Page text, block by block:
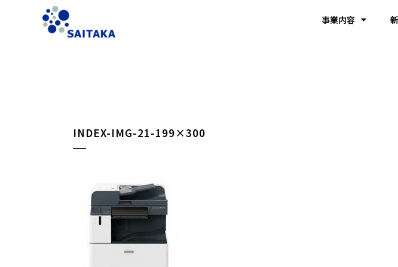
事業内容
INDEX-IMG-21-199×300